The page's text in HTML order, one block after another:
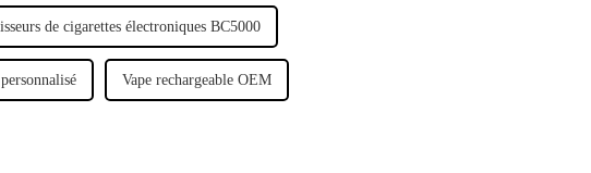
de cigarettes électroniques BC5000
Vape rechargeable OEM